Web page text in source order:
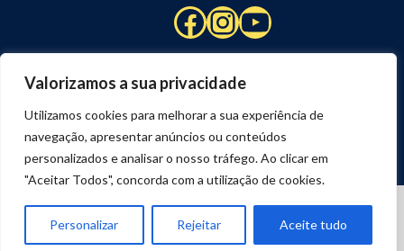
Valorizamos a sua privacidade
Utilizamos cookies para melhorar a sua experiência de
navegação, apresentar anúncios ou conteúdos
personalizados e analisar o nosso tráfego. Ao clicar em
"Aceitar Todos", concorda com a utilização de cookies.
Personalizar Rejeitar Aceite tudo
Facebook
Instagram
YouTube
DESENVOLVIDO POR
JOSEXAVIER.COM